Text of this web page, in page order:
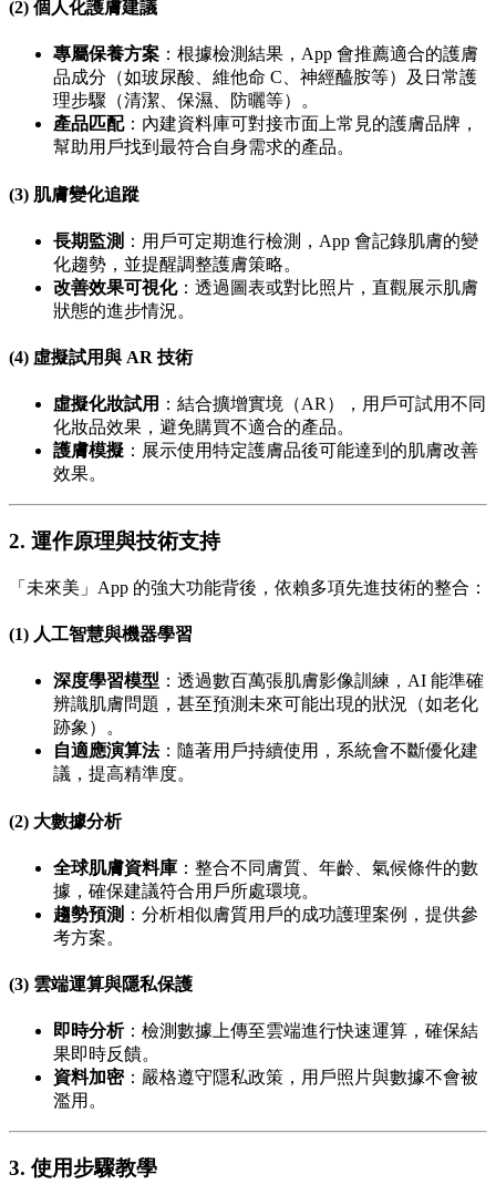
(2) 個人化護膚建議
專屬保養方案 ：根據檢測結果，App 會推薦適合的護膚
品成分（如玻尿酸、維他命 C、神經醯胺等）及日常護
理步驟（清潔、保濕、防曬等）。
產品匹配：內建資料庫可對接市面上常見的護膚品牌，
幫助用戶找到最符合自身需求的產品。
(3) 肌膚變化追蹤
長期監測 ：用戶可定期進行檢測，App 會記錄肌膚的變
化趨勢，並提醒調整護膚策略。
改善效果可視化：透過圖表或對比照片，直觀展示肌膚
狀態的進步情況。
(4) 虛擬試用與 AR 技術
虛擬化妝試用 ：結合擴增實境（AR），用戶可試用不同
化妝品效果，避免購買不適合的產品。
護膚模擬 ：展示使用特定護膚品後可能達到的肌膚改善
效果。
2. 運作原理與技術支持
「未來美」App 的強大功能背後，依賴多項先進技術的整合：
(1) 人工智慧與機器學習
深度學習模型 ：透過數百萬張肌膚影像訓練，AI 能準確
辨識肌膚問題，甚至預測未來可能出現的狀況（如老化
跡象）。
自適應演算法：隨著用戶持續使用，系統會不斷優化建
議，提高精準度。
(2) 大數據分析
全球肌膚資料庫 ：整合不同膚質、年齡、氣候條件的數
據，確保建議符合用戶所處環境。
趨勢預測 ：分析相似膚質用戶的成功護理案例，提供參
考方案。
(3) 雲端運算與隱私保護
即時分析：檢測數據上傳至雲端進行快速運算，確保結
果即時反饋。
資料加密：嚴格遵守隱私政策，用戶照片與數據不會被
濫用。
3. 使用步驟教學